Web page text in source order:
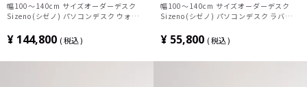
幅100～140cm サイズオーダーデスク
Sizeno(シゼノ) パソコンデスク ウォール
然木 パソコンデスク 配線穴 オフィスデス
ク テレワークデスク 勉強机 おしゃれ ウ
¥ 144,800 税込
幅100～140cm サイズオーダーデスク
Sizeno(シゼノ) パソコンデスク ラバーウ
木 パソコンデスク 切り欠き オフィスデス
ク テレワークデスク 勉強机 おしゃれ 北
¥ 55,800 税込